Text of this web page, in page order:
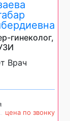
гинеколог,
Врач
цена по звонку